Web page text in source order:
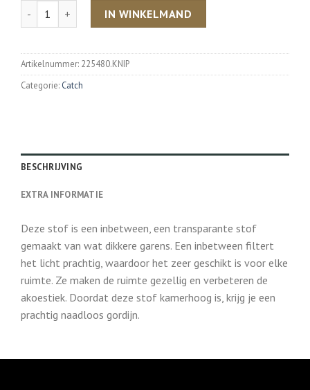
Aantal IN WINKELMAND
Artikelnummer: 225480.KNIP
Categorie: Catch
BESCHRIJVING
EXTRA INFORMATIE
Deze stof is een inbetween, een transparante stof
gemaakt van wat dikkere garens. Een inbetween filtert
het licht prachtig, waardoor het zeer geschikt is voor elke
ruimte. Ze maken de ruimte gezellig en verbeteren de
akoestiek. Doordat deze stof kamerhoog is, krijg je een
prachtig naadloos gordijn.